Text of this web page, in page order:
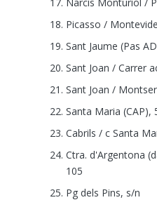
Picasso /
Sant Jaume (Pas
Sant Joan / Carrer
Sant Joan /
Santa Maria (CAP),
Cabrils / c Santa
Ctra. d'Argentona
105
Pg dels Pins, s/n